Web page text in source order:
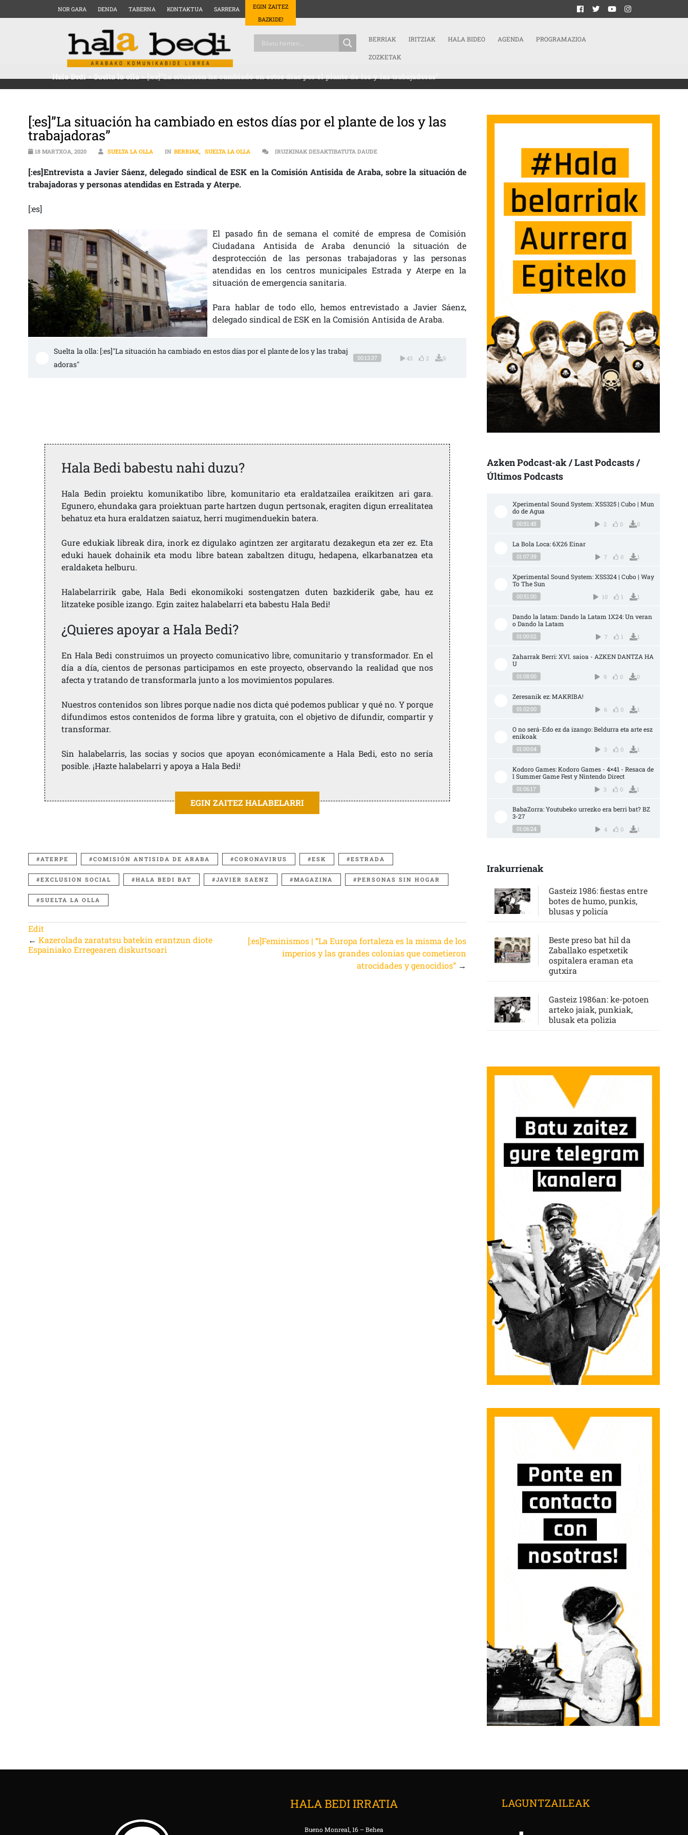
NOR GARA DENDA TABERNA KONTAKTUA SARRERA
EGIN ZAITEZ
BAZKIDE!
BERRIAK IRITZIAK HALA BIDEO AGENDA PROGRAMAZIOA
ZOZKETAK
Hala Bedi>Suelta la olla>[:es]”La situación ha cambiado en estos días por el plante de los y las trabajadoras”
[:es]”La situación ha cambiado en estos días por el plante de los y las
trabajadoras”
18 MARTXOA, 2020 SUELTA LA OLLA IN BERRIAK, SUELTA LA OLLA IRUZKINAK DESAKTIBATUTA DAUDE[:ES]”LA SITUACIÓN HA CAMBIADO EN ESTOS DÍAS POR EL PLANTE DE LOS Y LAS TRABAJADORAS” SARRERAN
[:es]Entrevista a Javier Sáenz, delegado sindical de ESK en la Comisión Antisida de Araba, sobre la situación de
trabajadoras y personas atendidas en Estrada y Aterpe.
[:es]
El pasado fin de semana el comité de empresa de Comisión
Ciudadana Antisida de Araba denunció la situación de
desprotección de las personas trabajadoras y las personas
atendidas en los centros municipales Estrada y Aterpe en la
situación de emergencia sanitaria.
Para hablar de todo ello, hemos entrevistado a Javier Sáenz,
delegado sindical de ESK en la Comisión Antisida de Araba.
Suelta la olla: [:es]"La situación ha cambiado en estos días por el plante de los y las trabaj
adoras"
00:13:37 43 2 9
Hala Bedi babestu nahi duzu?
Hala Bedin proiektu komunikatibo libre, komunitario eta eraldatzailea eraikitzen ari gara.
Egunero, ehundaka gara proiektuan parte hartzen dugun pertsonak, eragiten digun errealitatea
behatuz eta hura eraldatzen saiatuz, herri mugimenduekin batera.
Gure edukiak libreak dira, inork ez digulako agintzen zer argitaratu dezakegun eta zer ez. Eta
eduki hauek dohainik eta modu libre batean zabaltzen ditugu, hedapena, elkarbanatzea eta
eraldaketa helburu.
Halabelarririk gabe, Hala Bedi ekonomikoki sostengatzen duten bazkiderik gabe, hau ez
litzateke posible izango. Egin zaitez halabelarri eta babestu Hala Bedi!
¿Quieres apoyar a Hala Bedi?
En Hala Bedi construimos un proyecto comunicativo libre, comunitario y transformador. En el
día a día, cientos de personas participamos en este proyecto, observando la realidad que nos
afecta y tratando de transformarla junto a los movimientos populares.
Nuestros contenidos son libres porque nadie nos dicta qué podemos publicar y qué no. Y porque
difundimos estos contenidos de forma libre y gratuita, con el objetivo de difundir, compartir y
transformar.
Sin halabelarris, las socias y socios que apoyan económicamente a Hala Bedi, esto no sería
posible. ¡Hazte halabelarri y apoya a Hala Bedi!
EGIN ZAITEZ HALABELARRI
ATERPE COMISIÓN ANTISIDA DE ARABA CORONAVIRUS ESK ESTRADA
EXCLUSION SOCIAL HALA BEDI BAT JAVIER SAENZ MAGAZINA PERSONAS SIN HOGAR
SUELTA LA OLLA
Edit
←Kazerolada zaratatsu batekin erantzun diote
Espainiako Erregearen diskurtsoari
[:es]Feminismos | “La Europa fortaleza es la misma de los
imperios y las grandes colonias que cometieron
atrocidades y genocidios”→
Azken Podcast-ak / Last Podcasts /
Últimos Podcasts
Xperimental Sound System: XSS325 | Cubo | Mun
do de Agua
00:51:45 2 0 0
La Bola Loca: 6X26 Einar
01:07:39 7 0 1
Xperimental Sound System: XSS324 | Cubo | Way
To The Sun
00:51:00 10 1 1
Dando la latam: Dando la Latam 1X24: Un veran
o Dando la Latam
01:00:02 7 1 1
Zaharrak Berri: XVI. saioa - AZKEN DANTZA HA
U
01:08:00 9 0 0
Zeresanik ez: MAKRIBA!
01:02:00 6 0 1
O no será-Edo ez da izango: Beldurra eta arte esz
enikoak
01:00:04 3 0 1
Kodoro Games: Kodoro Games - 4×41 - Resaca de
l Summer Game Fest y Nintendo Direct
01:06:17 3 0 1
BabaZorra: Youtubeko urrezko era berri bat? BZ
3-27
01:06:24 4 0 1
Irakurrienak
Gasteiz 1986: fiestas entre
botes de humo, punkis,
blusas y policía
Beste preso bat hil da
Zaballako espetxetik
ospitalera eraman eta
gutxira
Gasteiz 1986an: ke-potoen
arteko jaiak, punkiak,
blusak eta polizia
HALA BEDI IRRATIA
Bueno Monreal, 16 – Behea
LAGUNTZAILEAK